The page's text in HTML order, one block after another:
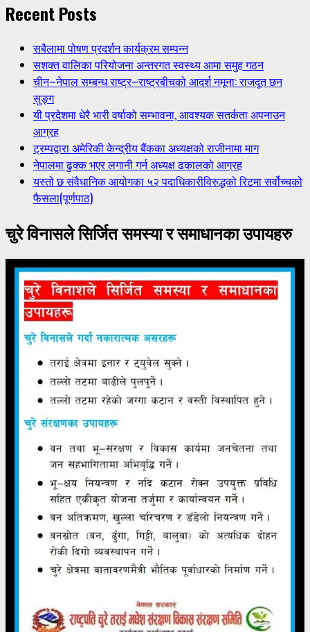
Recent Posts
सबैलामा पोषण प्रदर्शन कार्यक्रम सम्पन्न
सशक्त वालिका परियोजना अन्तरगत स्वस्थ्य आमा समुह गठन
चीन–नेपाल सम्बन्ध राष्ट्र–राष्ट्रबीचको आदर्श नमूना: राजदूत छन
सुङ्ग
यी प्रदेशमा धेरै भारी वर्षाको सम्भावना, आवश्यक सतर्कता अपनाउन
आग्रह
ट्रम्पद्वारा अमेरिकी केन्द्रीय बैंकका अध्यक्षको राजीनामा माग
नेपालमा ढुक्क भएर लगानी गर्न अध्यक्ष ढकालको आग्रह
यस्तो छ संवैधानिक आयोगका ५२ पदाधिकारीविरुद्धको रिटमा सर्वोच्चको
फैसला(पूर्णपाठ)
चुरे विनासले सिर्जित समस्या र समाधानका उपायहरु